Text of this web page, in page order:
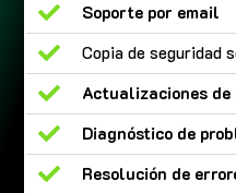
 Soporte por email
 Copia de seguridad
 Actualizaciones
 Diagnóstico de
 Resolución de